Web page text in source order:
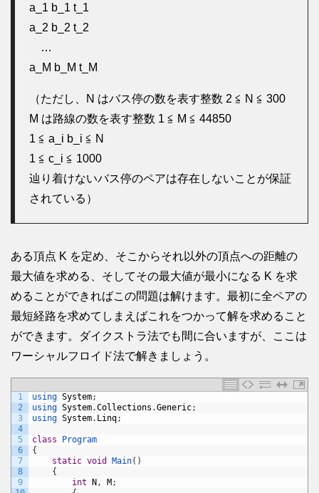
a_1 b_1 t_1
a_2 b_2 t_2
…
a_M b_M t_M
（ただし、N はバス停の数を表す整数 2 ≦ N ≦ 300
M は路線の数を表す整数 1 ≦ M ≦ 44850
1 ≦ a_i b_i ≦ N
1 ≦ c_i ≦ 1000
辿り着けないバス停のペアは存在しないことが保証
されている）
ある頂点 K を定め、そこからそれ以外の頂点への距離の
最大値を求める、そしてその最大値が最小になる K を求
めることができればこの問題は解けます。最初に全ペアの
最短経路を求めてしまえばこれをつかって解を求めること
ができます。ダイクストラ法でも間に合いますが、ここは
ワーシャルフロイド法で解きましょう。
1
2
3
4
5
6
7
8
9
using System;
using System.Collections .Generic;
using System. Linq;
class
Program
{
static void Main( )
{
int
N , M ;